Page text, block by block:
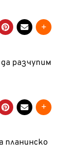
разчупим
планинско